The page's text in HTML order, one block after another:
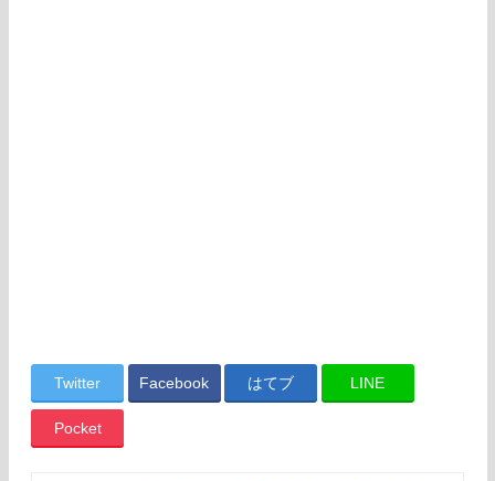
Twitter Facebook はてブ LINE
Pocket